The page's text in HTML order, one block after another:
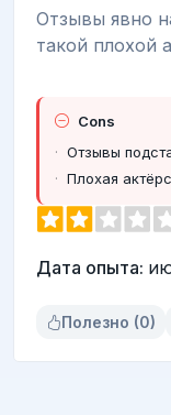
Отзывы явно
такой плохой
Cons
Отзывы
Плохая
Дата опыта:
Полезно (0)